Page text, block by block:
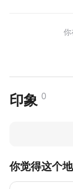
你
印象 0
你觉得这个